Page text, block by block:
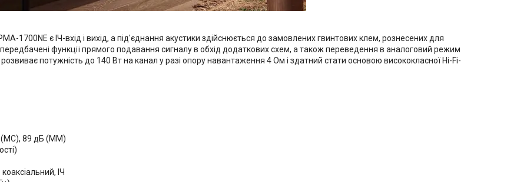
1700NE є ІЧ-вхід і вихід, а під'єднання акустики здійснюється до замовлених гвинтових клем, рознесених для
функції прямого подавання сигналу в обхід додаткових схем, а також переведення в аналоговий режим
потужність до 140 Вт на канал у разі опору навантаження 4 Ом і здатний стати основою висококласної Hi-Fi-
(МС), 89 дБ (ММ)
ІЧ